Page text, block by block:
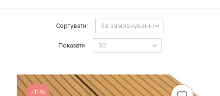
Сортувати:
Показати
-11%